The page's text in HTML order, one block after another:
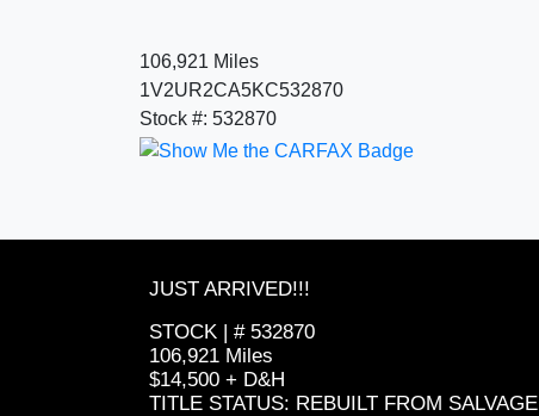
106,921 Miles
1V2UR2CA5KC532870
Stock #: 532870
JUST ARRIVED!!!
STOCK | # 532870
106,921 Miles
$14,500 + D&H
TITLE STATUS: REBUILT FROM SALVAGE